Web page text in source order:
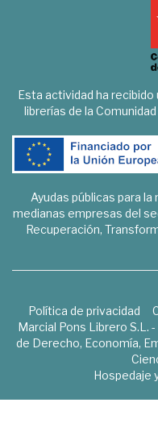
Esta actividad ha recibido
librerías de la
Ayudas públicas para
medianas empresas del
Recuperación,
Política de privacidad
Marcial Pons Librero S.L.
de Derecho, Economía,
Hospedaje